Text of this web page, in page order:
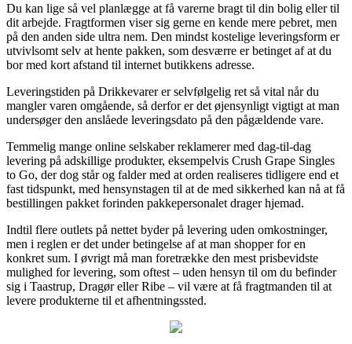
Du kan lige så vel planlægge at få varerne bragt til din bolig eller til
dit arbejde. Fragtformen viser sig gerne en kende mere pebret, men
på den anden side ultra nem. Den mindst kostelige leveringsform er
utvivlsomt selv at hente pakken, som desværre er betinget af at du
bor med kort afstand til internet butikkens adresse.
Leveringstiden på Drikkevarer er selvfølgelig ret så vital når du
mangler varen omgående, så derfor er det øjensynligt vigtigt at man
undersøger den anslåede leveringsdato på den pågældende vare.
Temmelig mange online selskaber reklamerer med dag-til-dag
levering på adskillige produkter, eksempelvis Crush Grape Singles
to Go, der dog står og falder med at orden realiseres tidligere end et
fast tidspunkt, med hensynstagen til at de med sikkerhed kan nå at få
bestillingen pakket forinden pakkepersonalet drager hjemad.
Indtil flere outlets på nettet byder på levering uden omkostninger,
men i reglen er det under betingelse af at man shopper for en
konkret sum. I øvrigt må man foretrække den mest prisbevidste
mulighed for levering, som oftest – uden hensyn til om du befinder
sig i Taastrup, Dragør eller Ribe – vil være at få fragtmanden til at
levere produkterne til et afhentningssted.